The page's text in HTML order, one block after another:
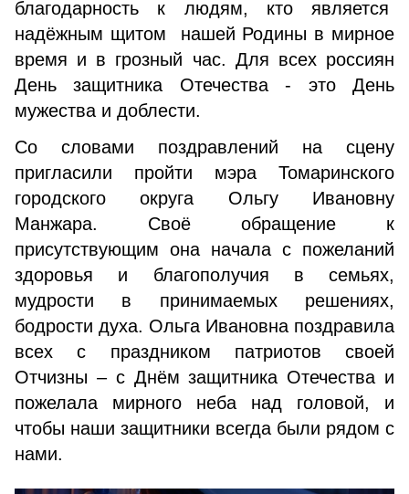
благодарность к людям, кто является
надёжным щитом нашей Родины в мирное
время и в грозный час. Для всех россиян
День защитника Отечества - это День
мужества и доблести.
Со словами поздравлений на сцену
пригласили пройти мэра Томаринского
городского округа Ольгу Ивановну
Манжара. Своё обращение к
присутствующим она начала с пожеланий
здоровья и благополучия в семьях,
мудрости в принимаемых решениях,
бодрости духа. Ольга Ивановна поздравила
всех с праздником патриотов своей
Отчизны – с Днём защитника Отечества и
пожелала мирного неба над головой, и
чтобы наши защитники всегда были рядом с
нами.